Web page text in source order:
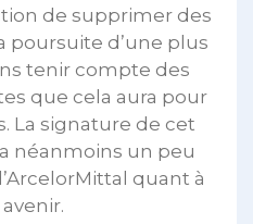
de supprimer des
poursuite d’une plus
tenir compte des
que cela aura pour
La signature de cet
néanmoins un peu
quant à